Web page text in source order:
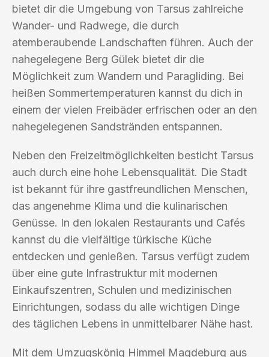
bietet dir die Umgebung von Tarsus zahlreiche
Wander- und Radwege, die durch
atemberaubende Landschaften führen. Auch der
nahegelegene Berg Gülek bietet dir die
Möglichkeit zum Wandern und Paragliding. Bei
heißen Sommertemperaturen kannst du dich in
einem der vielen Freibäder erfrischen oder an den
nahegelegenen Sandstränden entspannen.
Neben den Freizeitmöglichkeiten besticht Tarsus
auch durch eine hohe Lebensqualität. Die Stadt
ist bekannt für ihre gastfreundlichen Menschen,
das angenehme Klima und die kulinarischen
Genüsse. In den lokalen Restaurants und Cafés
kannst du die vielfältige türkische Küche
entdecken und genießen. Tarsus verfügt zudem
über eine gute Infrastruktur mit modernen
Einkaufszentren, Schulen und medizinischen
Einrichtungen, sodass du alle wichtigen Dinge
des täglichen Lebens in unmittelbarer Nähe hast.
Mit dem Umzugskönig Himmel Magdeburg aus